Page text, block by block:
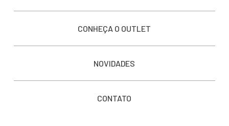
CONHEÇA O OUTLET
NOVIDADES
CONTATO